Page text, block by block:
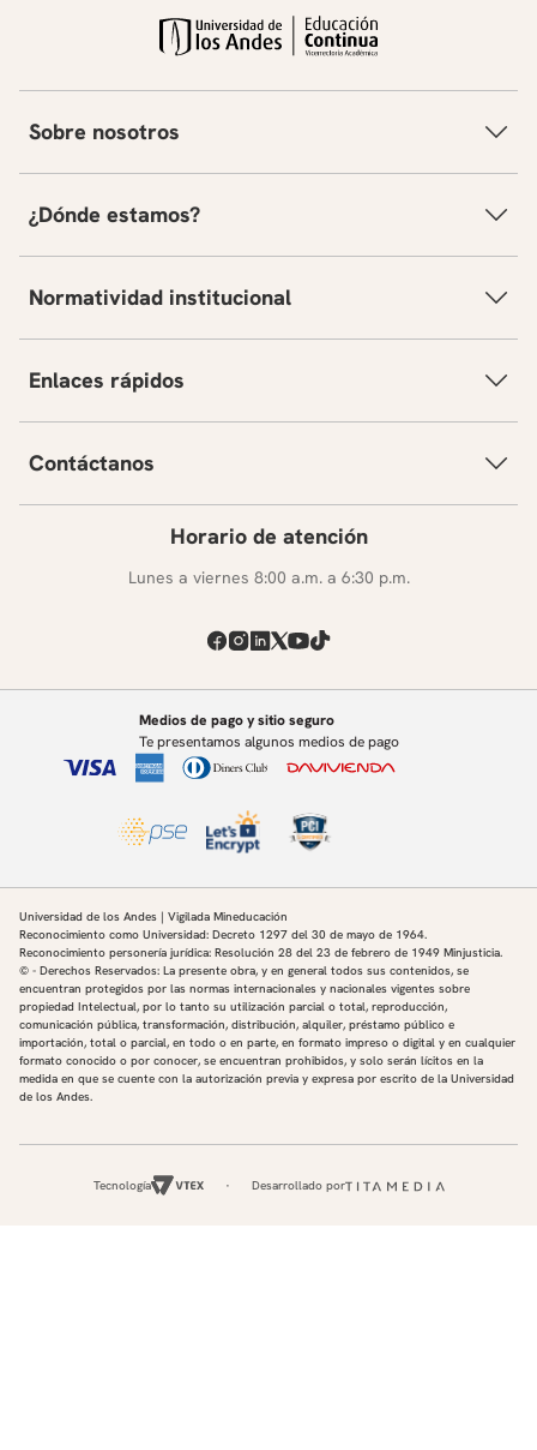
Sobre nosotros
¿Dónde estamos?
Normatividad institucional
Enlaces rápidos
Contáctanos
Horario de atención
Lunes a viernes 8:00 a.m. a 6:30 p.m.
Medios de pago y sitio seguro
Te presentamos algunos medios de pago
Universidad de los Andes | Vigilada Mineducación
Reconocimiento como Universidad: Decreto 1297 del 30 de mayo de 1964.
Reconocimiento personería jurídica: Resolución 28 del 23 de febrero de 1949 Minjusticia.
© - Derechos Reservados: La presente obra, y en general todos sus contenidos, se
encuentran protegidos por las normas internacionales y nacionales vigentes sobre
propiedad Intelectual, por lo tanto su utilización parcial o total, reproducción,
comunicación pública, transformación, distribución, alquiler, préstamo público e
importación, total o parcial, en todo o en parte, en formato impreso o digital y en cualquier
formato conocido o por conocer, se encuentran prohibidos, y solo serán lícitos en la
medida en que se cuente con la autorización previa y expresa por escrito de la Universidad
de los Andes.
Tecnología Desarrollado por